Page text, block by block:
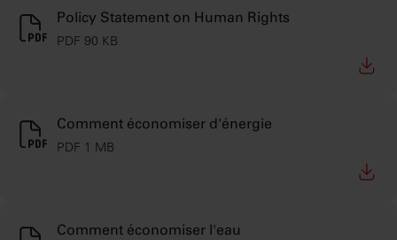
Policy Statement on Human Rights
PDF 90 KB
Comment économiser d'énergie
PDF 1 MB
Comment économiser l'eau